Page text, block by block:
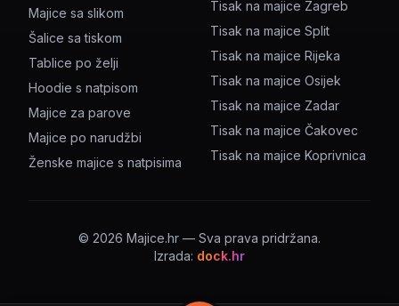
Majice sa slikom
Šalice sa tiskom
Tablice po želji
Hoodie s natpisom
Majice za parove
Majice po narudžbi
Ženske majice s natpisima
Tisak na majice Zagreb
Tisak na majice Split
Tisak na majice Rijeka
Tisak na majice Osijek
Tisak na majice Zadar
Tisak na majice Čakovec
Tisak na majice Koprivnica
© 2026 Majice.hr — Sva prava pridržana.
Izrada: dock.hr